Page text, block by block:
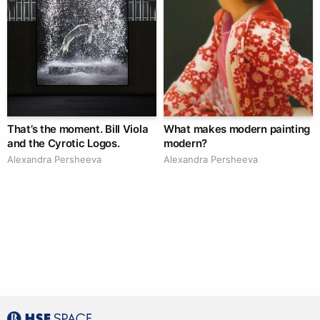
That’s the moment. Bill Viola
and the Cyrotic Logos.
Alexandra Persheeva
What makes modern painting
modern?
Alexandra Persheeva